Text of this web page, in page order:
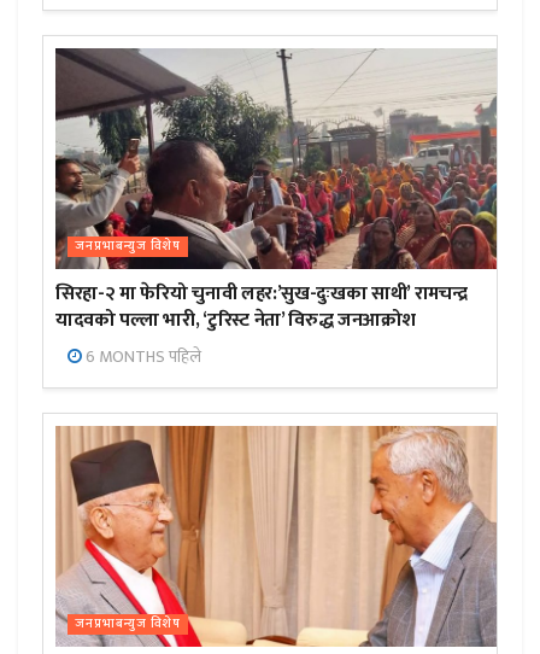
जनप्रभाबन्युज विशेष
सिरहा-२ मा फेरियो चुनावी लहर:’सुख-दुःखका साथी’ रामचन्द्र
यादवको पल्ला भारी, ‘टुरिस्ट नेता’ विरुद्ध जनआक्रोश
6 MONTHS पहिले
जनप्रभाबन्युज विशेष